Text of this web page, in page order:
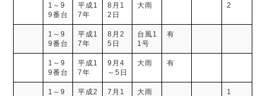
1～9
9番台
平成1
7年
8月1
2日
大雨 2
1～9
9番台
平成1
7年
8月2
5日
台風1
1号
有
1～9
9番台
平成1
7年
9月4
～5日
大雨 有
1～9
平成2
7月1
大雨 1